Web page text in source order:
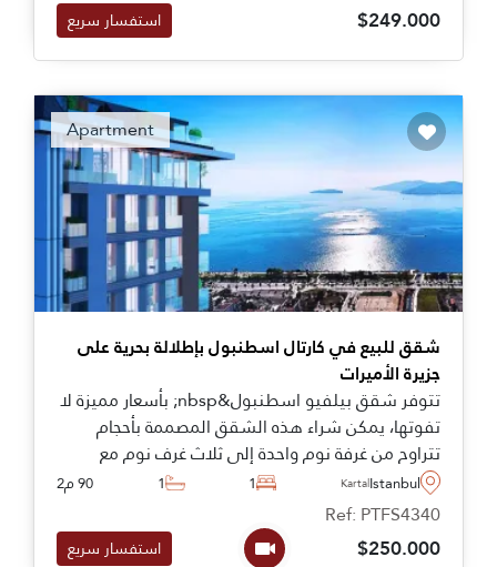
$249.000 استفسار سريع
Apartment
شقق للبيع في كارتال اسطنبول بإطلالة بحرية على
جزيرة الأميرات
تتوفر شقق بيلفيو اسطنبول&nbsp; بأسعار مميزة لا
تفوتها، يمكن شراء هذه الشقق المصممة بأحجام
تتراوح من غرفة نوم واحدة إلى ثلاث غرف نوم مع
دوبلكس وشقق أرضية عادية للاختيار من بينها على
الجانب الأناضولي في دراغوس.
Istanbul
Kartal
1
1 90 م2
Ref: PTFS4340
$250.000 استفسار سريع